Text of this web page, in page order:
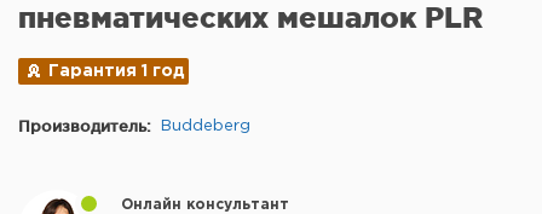
пневматических мешалок PLR
Гарантия 1 год
Производитель: Buddeberg
Онлайн консультант